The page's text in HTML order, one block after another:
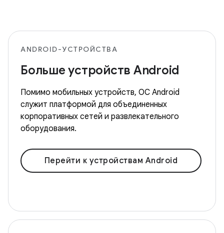
ANDROID-УСТРОЙСТВА
Больше устройств Android
Помимо мобильных устройств, ОС Android
служит платформой для объединенных
корпоративных сетей и развлекательного
оборудования.
Перейти к устройствам Android